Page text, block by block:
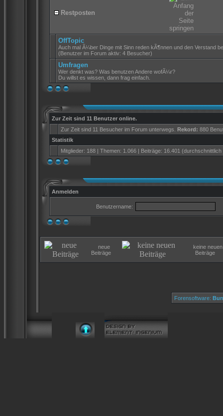
Restposten
OffTopic
Auch mal Ã¼ber Dinge mit Sinn reden kÃ¶nnen und den Verstand
(Benutzer im Forum aktiv: 4 Besucher)
Umfragen
Wer denkt was? Was benutzen Andere wofÃ¼r?
Du willst es wissen, dann frag einfach.
Zur Zeit sind 11 Benutzer online.
Zur Zeit sind 11 Besucher im Forum unterwegs. Rekord: 880
Statistik
Mitglieder: 188 | Themen: 1.066 | Beiträge: 16.401
Anmelden
Benutzername:
neue
Beiträge
keine neuen
Beiträge
Forensoftware: